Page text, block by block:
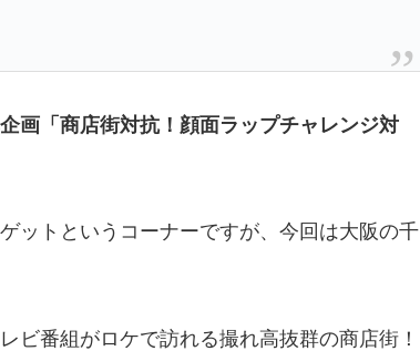
画「商店街対抗！顔面ラップチャレンジ対
ットというコーナーですが、今回は大阪の千
ビ番組がロケで訪れる撮れ高抜群の商店街！